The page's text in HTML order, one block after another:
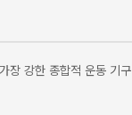
강한 종합적 운동 기구